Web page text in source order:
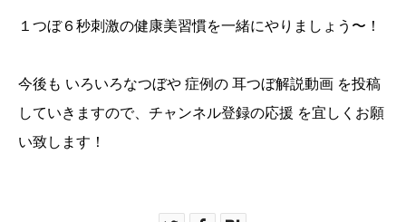
１つぼ６秒刺激の健康美習慣を一緒にやりましょう〜！
今後も いろいろなつぼや 症例の 耳つぼ解説動画 を投稿
していきますので、チャンネル登録の応援 を宜しくお願
い致します！